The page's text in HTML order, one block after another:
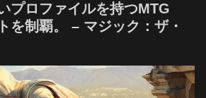
プロファイルを持つMTG
を制覇。 – マジック：ザ・